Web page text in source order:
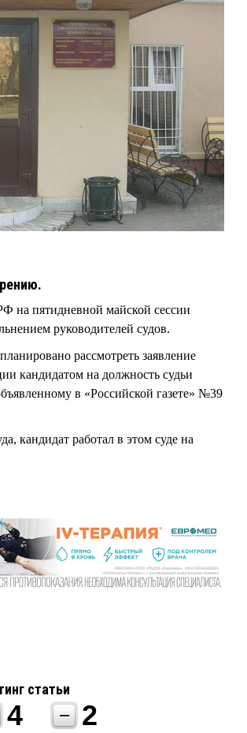
на пятидневной майской сессии
руководителей судов.
рассмотреть заявление
кандидатом на должность судьи
в «Российской газете» №39
кандидат работал в этом суде на
статьи
4 2